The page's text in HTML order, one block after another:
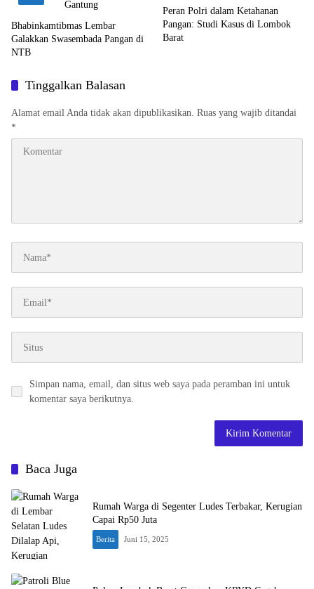
Bhabinkamtibmas Lembar
Galakkan Swasembada Pangan di
NTB
Peran Polri dalam Ketahanan
Pangan: Studi Kasus di Lombok
Barat
Tinggalkan Balasan
Alamat email Anda tidak akan dipublikasikan. Ruas yang wajib ditandai
*
Simpan nama, email, dan situs web saya pada peramban ini untuk
komentar saya berikutnya.
Baca Juga
Rumah Warga di Segenter Ludes Terbakar, Kerugian
Capai Rp50 Juta
Berita Juni 15, 2025